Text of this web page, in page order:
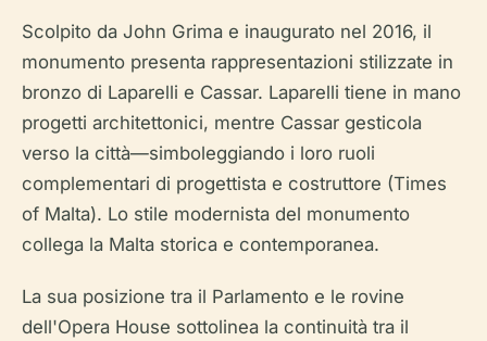
Scolpito da John Grima e inaugurato nel 2016, il
monumento presenta rappresentazioni stilizzate in
bronzo di Laparelli e Cassar. Laparelli tiene in mano
progetti architettonici, mentre Cassar gesticola
verso la città—simboleggiando i loro ruoli
complementari di progettista e costruttore (Times
of Malta). Lo stile modernista del monumento
collega la Malta storica e contemporanea.
La sua posizione tra il Parlamento e le rovine
dell'Opera House sottolinea la continuità tra il